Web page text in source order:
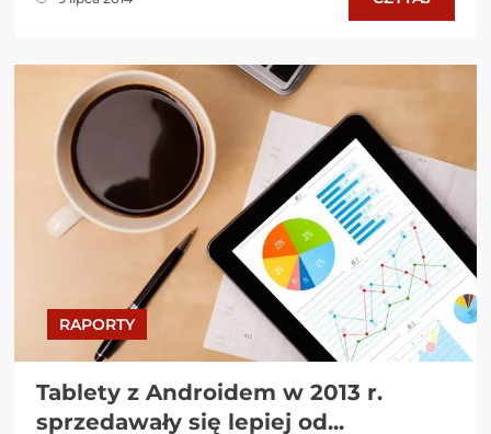
RAPORTY
Tablety z Androidem w 2013 r.
sprzedawały się lepiej od...